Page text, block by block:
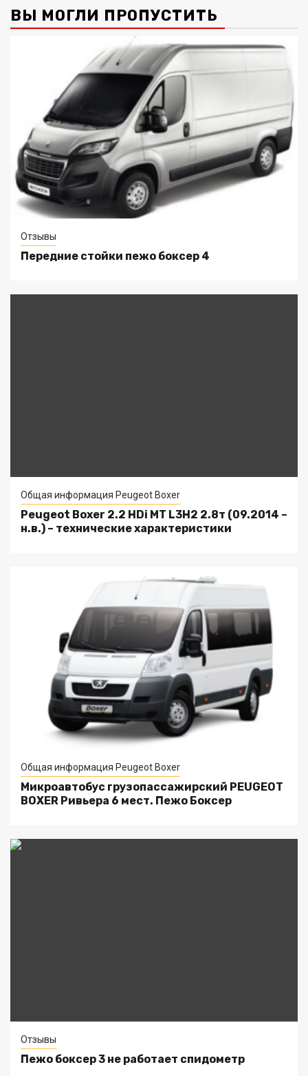
ВЫ МОГЛИ ПРОПУСТИТЬ
Отзывы
Передние стойки пежо боксер 4
Общая информация Peugeot Boxer
Peugeot Boxer 2.2 HDi MT L3H2 2.8т (09.2014 –
н.в.) – технические характеристики
Общая информация Peugeot Boxer
Микроавтобус грузопассажирский PEUGEOT
BOXER Ривьера 6 мест. Пежо Боксер
Отзывы
Пежо боксер 3 не работает спидометр